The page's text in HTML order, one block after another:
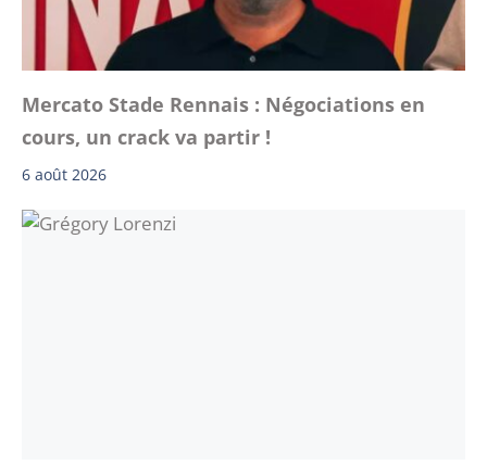
Mercato Stade Rennais : Négociations en
cours, un crack va partir !
6 août 2026